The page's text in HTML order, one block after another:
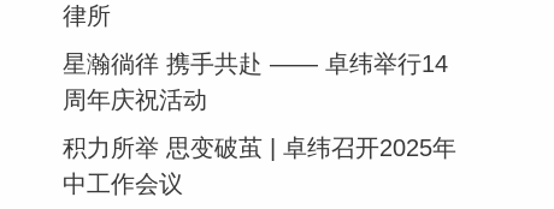
律所
星瀚徜徉 携手共赴 —— 卓纬举行14
周年庆祝活动
积力所举 思变破茧 | 卓纬召开2025年
中工作会议